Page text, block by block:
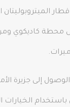
محطة كاديكوي
إلى جزيرة
الخيارات